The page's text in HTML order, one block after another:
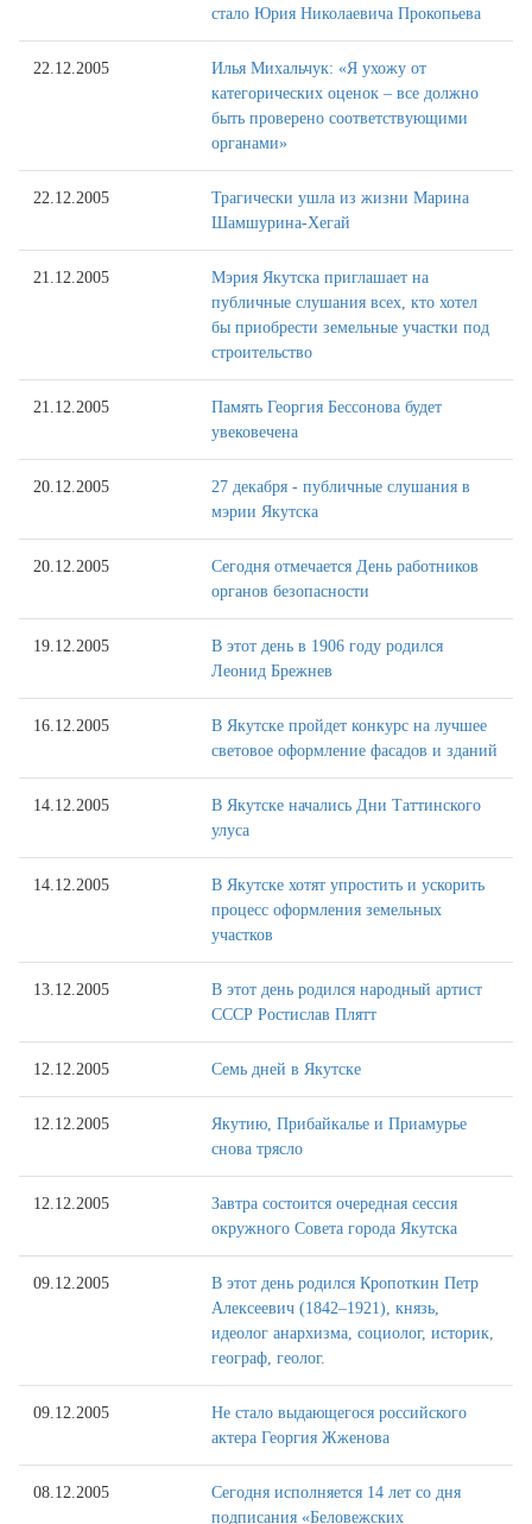
стало Юрия Николаевича Прокопьева
22.12.2005
Илья Михальчук: «Я ухожу от
категорических оценок – все должно
быть проверено соответствующими
органами»
22.12.2005
Трагически ушла из жизни Марина
Шамшурина-Хегай
21.12.2005
Мэрия Якутска приглашает на
публичные слушания всех, кто хотел
бы приобрести земельные участки под
строительство
21.12.2005
Память Георгия Бессонова будет
увековечена
20.12.2005
27 декабря - публичные слушания в
мэрии Якутска
20.12.2005
Сегодня отмечается День работников
органов безопасности
19.12.2005
В этот день в 1906 году родился
Леонид Брежнев
16.12.2005
В Якутске пройдет конкурс на лучшее
световое оформление фасадов и зданий
14.12.2005
В Якутске начались Дни Таттинского
улуса
14.12.2005
В Якутске хотят упростить и ускорить
процесс оформления земельных
участков
13.12.2005
В этот день родился народный артист
СССР Ростислав Плятт
12.12.2005 Семь дней в Якутске
12.12.2005
Якутию, Прибайкалье и Приамурье
снова трясло
12.12.2005
Завтра состоится очередная сессия
окружного Совета города Якутска
09.12.2005
В этот день родился Кропоткин Петр
Алексеевич (1842–1921), князь,
идеолог анархизма, социолог, историк,
географ, геолог.
09.12.2005
Не стало выдающегося российского
актера Георгия Жженова
08.12.2005
Сегодня исполняется 14 лет со дня
подписания «Беловежских